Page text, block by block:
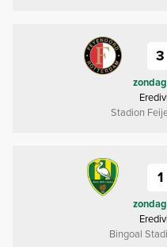
3
Stadion
1
Bingoal